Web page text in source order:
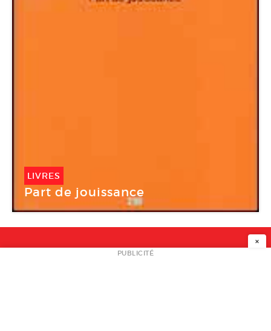
LIVRES
Part de jouissance
NEWSLETTER
×
PUBLICITÉ